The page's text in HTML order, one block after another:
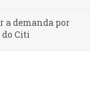
a demanda por
do Citi